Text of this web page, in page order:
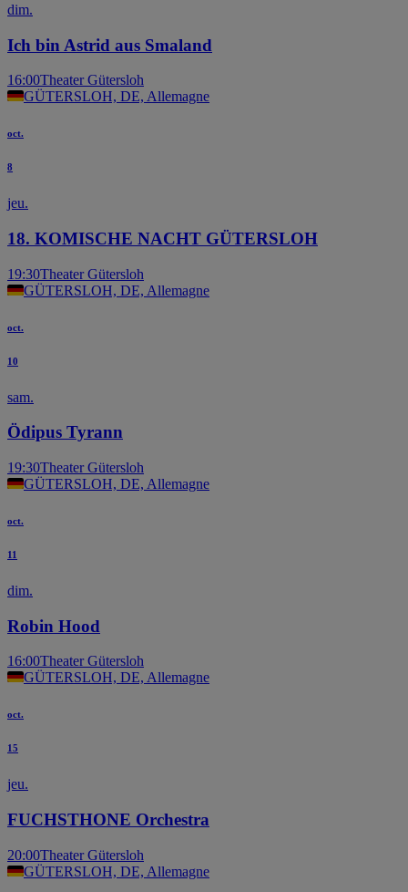
dim.
Ich bin Astrid aus Smaland
16:00Theater Gütersloh
GÜTERSLOH, DE, Allemagne
oct.
8
jeu.
18. KOMISCHE NACHT GÜTERSLOH
19:30Theater Gütersloh
GÜTERSLOH, DE, Allemagne
oct.
10
sam.
Ödipus Tyrann
19:30Theater Gütersloh
GÜTERSLOH, DE, Allemagne
oct.
11
dim.
Robin Hood
16:00Theater Gütersloh
GÜTERSLOH, DE, Allemagne
oct.
15
jeu.
FUCHSTHONE Orchestra
20:00Theater Gütersloh
GÜTERSLOH, DE, Allemagne